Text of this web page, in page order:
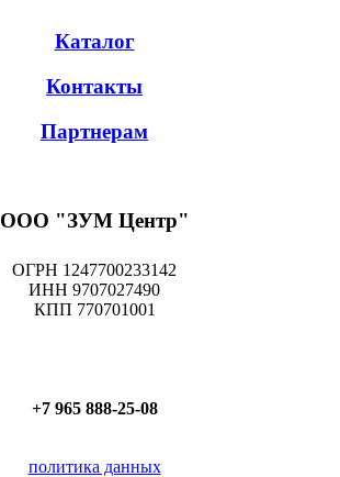
Каталог
Контакты
Партнерам
ООО "ЗУМ Центр"
ОГРН 1247700233142
ИНН 9707027490
КПП 770701001
+7 965 888-25-08
политика данных